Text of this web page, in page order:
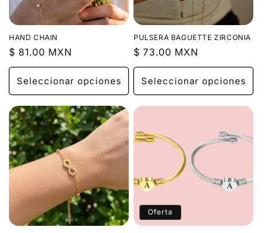
HAND CHAIN
Precio
habitual
$ 81.00 MXN
Seleccionar opciones
PULSERA BAGUETTE ZIRCONIA
Precio
habitual
$ 73.00 MXN
Seleccionar opciones
Oferta